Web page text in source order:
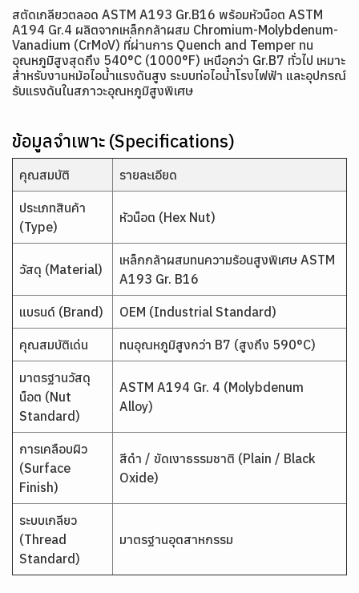
สตัดเกลียวตลอด ASTM A193 Gr.B16 พร้อมหัวน็อต ASTM
A194 Gr.4 ผลิตจากเหล็กกล้าผสม Chromium-Molybdenum-
Vanadium (CrMoV) ที่ผ่านการ Quench and Temper ทน
อุณหภูมิสูงสุดถึง 540°C (1000°F) เหนือกว่า Gr.B7 ทั่วไป เหมาะ
สำหรับงานหม้อไอน้ำแรงดันสูง ระบบท่อไอน้ำโรงไฟฟ้า และอุปกรณ์
รับแรงดันในสภาวะอุณหภูมิสูงพิเศษ
ข้อมูลจำเพาะ (Specifications)
คุณสมบัติ รายละเอียด
ประเภทสินค้า
(Type)
หัวน็อต (Hex Nut)
วัสดุ (Material)
เหล็กกล้าผสมทนความร้อนสูงพิเศษ ASTM
A193 Gr. B16
แบรนด์ (Brand) OEM (Industrial Standard)
คุณสมบัติเด่น ทนอุณหภูมิสูงกว่า B7 (สูงถึง 590°C)
มาตรฐานวัสดุ
น็อต (Nut
Standard)
ASTM A194 Gr. 4 (Molybdenum
Alloy)
การเคลือบผิว
(Surface
Finish)
สีดำ / ขัดเงาธรรมชาติ (Plain / Black
Oxide)
ระบบเกลียว
(Thread
Standard)
มาตรฐานอุตสาหกรรม